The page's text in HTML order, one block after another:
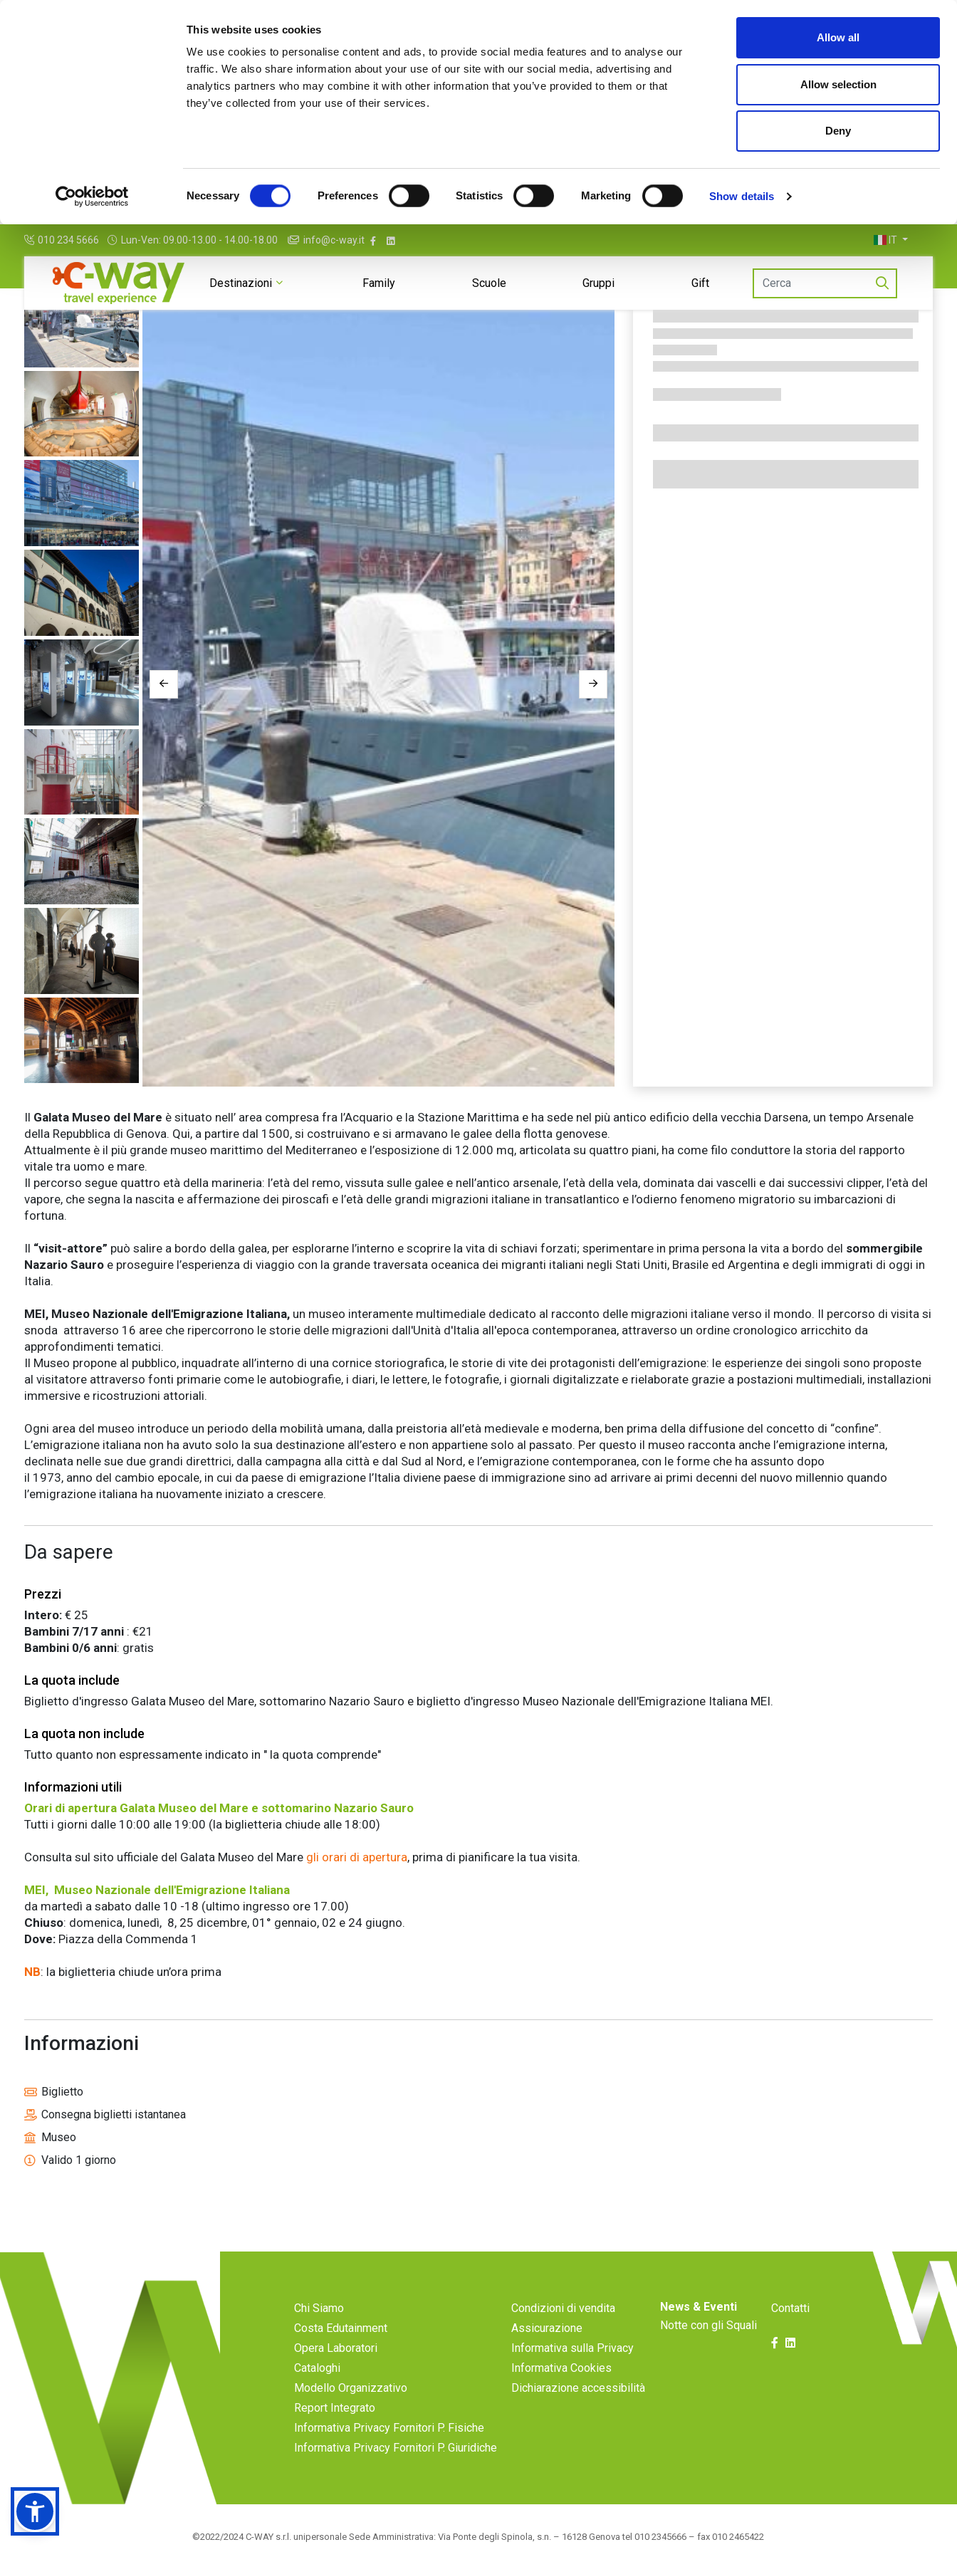
This website uses cookies
We use cookies to personalise content and ads, to provide social media features and to analyse our
traffic. We also share information about your use of our site with our social media, advertising and
analytics partners who may combine it with other information that you’ve provided to them or that
they’ve collected from your use of their services.
Necessary Preferences Statistics Marketing Show details
Allow all
Allow selection
Deny
010 234 5666 Lun-Ven: 09.00-13.00 - 14.00-18.00 info@c-way.it IT
Destinazioni Family Scuole Gruppi Gift
Il Galata Museo del Mare è situato nell’ area compresa fra l’Acquario e la Stazione Marittima e ha sede nel più antico edificio della vecchia Darsena, un tempo Arsenale
della Repubblica di Genova. Qui, a partire dal 1500, si costruivano e si armavano le galee della flotta genovese.
Attualmente è il più grande museo marittimo del Mediterraneo e l’esposizione di 12.000 mq, articolata su quattro piani, ha come filo conduttore la storia del rapporto
vitale tra uomo e mare.
Il percorso segue quattro età della marineria: l’età del remo, vissuta sulle galee e nell’antico arsenale, l’età della vela, dominata dai vascelli e dai successivi clipper, l’età del
vapore, che segna la nascita e affermazione dei piroscafi e l’età delle grandi migrazioni italiane in transatlantico e l’odierno fenomeno migratorio su imbarcazioni di
fortuna.
Il “visit-attore” può salire a bordo della galea, per esplorarne l’interno e scoprire la vita di schiavi forzati; sperimentare in prima persona la vita a bordo del sommergibile
Nazario Sauro e proseguire l’esperienza di viaggio con la grande traversata oceanica dei migranti italiani negli Stati Uniti, Brasile ed Argentina e degli immigrati di oggi in
Italia.
MEI, Museo Nazionale dell'Emigrazione Italiana, un museo interamente multimediale dedicato al racconto delle migrazioni italiane verso il mondo. Il percorso di visita si
snoda attraverso 16 aree che ripercorrono le storie delle migrazioni dall'Unità d'Italia all'epoca contemporanea, attraverso un ordine cronologico arricchito da
approfondimenti tematici.
Il Museo propone al pubblico, inquadrate all’interno di una cornice storiografica, le storie di vite dei protagonisti dell’emigrazione: le esperienze dei singoli sono proposte
al visitatore attraverso fonti primarie come le autobiografie, i diari, le lettere, le fotografie, i giornali digitalizzate e rielaborate grazie a postazioni multimediali, installazioni
immersive e ricostruzioni attoriali.
Ogni area del museo introduce un periodo della mobilità umana, dalla preistoria all’età medievale e moderna, ben prima della diffusione del concetto di “confine”.
L’emigrazione italiana non ha avuto solo la sua destinazione all’estero e non appartiene solo al passato. Per questo il museo racconta anche l’emigrazione interna,
declinata nelle sue due grandi direttrici, dalla campagna alla città e dal Sud al Nord, e l’emigrazione contemporanea, con le forme che ha assunto dopo
il 1973, anno del cambio epocale, in cui da paese di emigrazione l’Italia diviene paese di immigrazione sino ad arrivare ai primi decenni del nuovo millennio quando
l’emigrazione italiana ha nuovamente iniziato a crescere.
Da sapere
Prezzi
Intero:€ 25
Bambini 7/17 anni : €21
Bambini 0/6 anni: gratis
La quota include
Biglietto d'ingresso Galata Museo del Mare, sottomarino Nazario Sauro e biglietto d'ingresso Museo Nazionale dell'Emigrazione Italiana MEI.
La quota non include
Tutto quanto non espressamente indicato in " la quota comprende"
Informazioni utili
Orari di apertura Galata Museo del Mare e sottomarino Nazario Sauro
Tutti i giorni dalle 10:00 alle 19:00 (la biglietteria chiude alle 18:00)
Consulta sul sito ufficiale del Galata Museo del Mare gli orari di apertura, prima di pianificare la tua visita.
MEI, Museo Nazionale dell'Emigrazione Italiana
da martedì a sabato dalle 10 -18 (ultimo ingresso ore 17.00)
Chiuso: domenica, lunedì, 8, 25 dicembre, 01° gennaio, 02 e 24 giugno.
Dove: Piazza della Commenda 1
NB: la biglietteria chiude un’ora prima
Informazioni
Biglietto
Consegna biglietti istantanea
Museo
Valido 1 giorno
Chi Siamo
Costa Edutainment
Opera Laboratori
Cataloghi
Modello Organizzativo
Report Integrato
Informativa Privacy Fornitori P. Fisiche
Informativa Privacy Fornitori P. Giuridiche
Condizioni di vendita
Assicurazione
Informativa sulla Privacy
Informativa Cookies
Dichiarazione accessibilità
News & Eventi
Notte con gli Squali
Contatti
©2022/2024 C-WAY s.r.l. unipersonale Sede Amministrativa: Via Ponte degli Spinola, s.n. – 16128 Genova tel 010 2345666 – fax 010 2465422